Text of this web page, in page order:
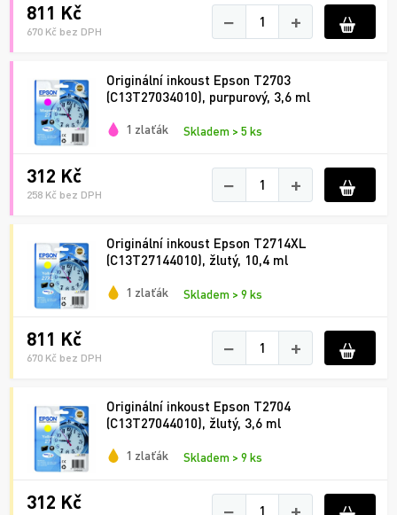
811 Kč
670 Kč bez DPH − +
Originální inkoust Epson T2703
(C13T27034010), purpurový, 3,6 ml
1 zlaťák Skladem > 5 ks
312 Kč
258 Kč bez DPH − +
Originální inkoust Epson T2714XL
(C13T27144010), žlutý, 10,4 ml
1 zlaťák Skladem > 9 ks
811 Kč
670 Kč bez DPH − +
Originální inkoust Epson T2704
(C13T27044010), žlutý, 3,6 ml
1 zlaťák Skladem > 9 ks
312 Kč